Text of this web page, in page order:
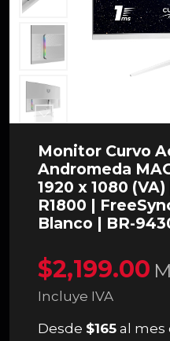
Monitor Curvo
Andromeda
1920 x 1080 (VA)
R1800 |
Blanco | BR-
$2,199.00
Incluye IVA
Desde $165 al mes